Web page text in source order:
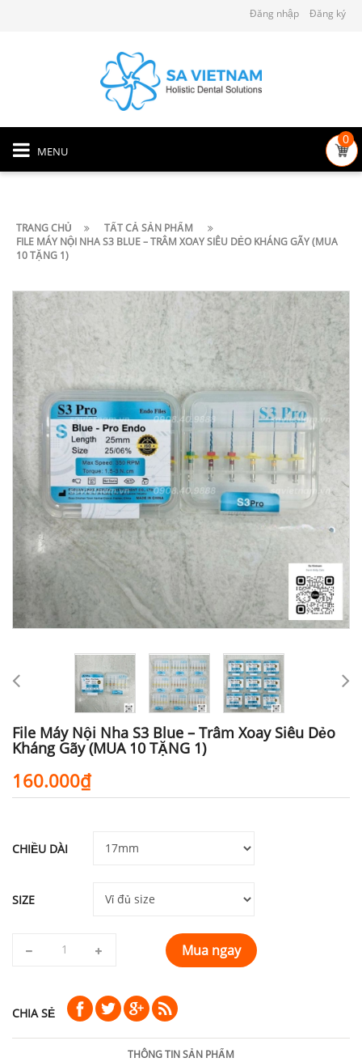
Đăng nhập Đăng ký
MENU
0
TRANG CHỦ
TẤT CẢ SẢN PHẨM
FILE MÁY NỘI NHA S3 BLUE – TRÂM XOAY SIÊU DẺO KHÁNG GÃY (MUA
10 TẶNG 1)
File Máy Nội Nha S3 Blue – Trâm Xoay Siêu Dẻo
Kháng Gãy (MUA 10 TẶNG 1)
160.000₫
CHIỀU DÀI
SIZE
Mua ngay
CHIA SẺ
THÔNG TIN SẢN PHẨM